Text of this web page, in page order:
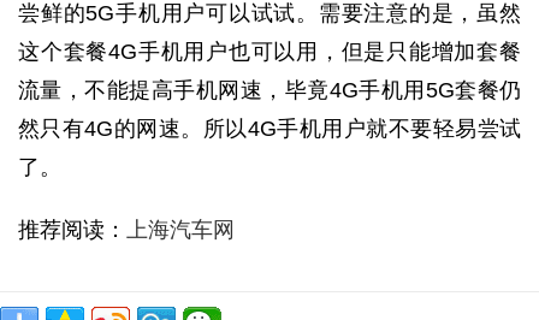
尝鲜的5G手机用户可以试试。需要注意的是，虽然
这个套餐4G手机用户也可以用，但是只能增加套餐
流量，不能提高手机网速，毕竟4G手机用5G套餐仍
然只有4G的网速。所以4G手机用户就不要轻易尝试
了。
推荐阅读： 上海汽车网